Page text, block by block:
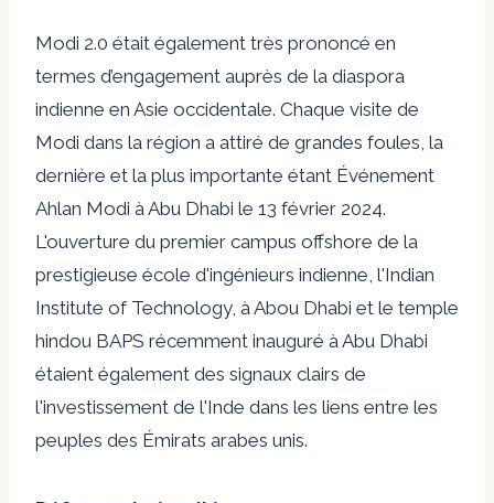
Modi 2.0 était également très prononcé en
termes d’engagement auprès de la diaspora
indienne en Asie occidentale. Chaque visite de
Modi dans la région a attiré de grandes foules, la
dernière et la plus importante étant Événement
Ahlan Modi à Abu Dhabi le 13 février 2024.
L'ouverture du premier campus offshore de la
prestigieuse école d'ingénieurs indienne, l'Indian
Institute of Technology, à Abou Dhabi et le temple
hindou BAPS récemment inauguré à Abu Dhabi
étaient également des signaux clairs de
l'investissement de l'Inde dans les liens entre les
peuples des Émirats arabes unis.